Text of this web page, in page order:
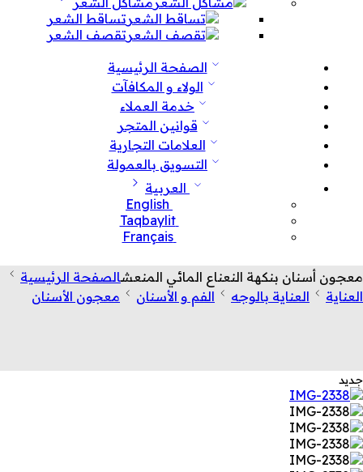
تساقط الشعر
تقصف الشعر
الصفحة الرئيسية
الولاء و المكافآت
خدمة العملاء
قوانين المتجر
العلامات التجارية
التسويق بالعمولة
العربية
English
Taqbaylit
Français
معجون أسنان بنكهة النعناع المائي المنعشالصفحة الرئيسية
العناية
العناية بالوجه الفم و الأسنان معجون الأسنان
جديد